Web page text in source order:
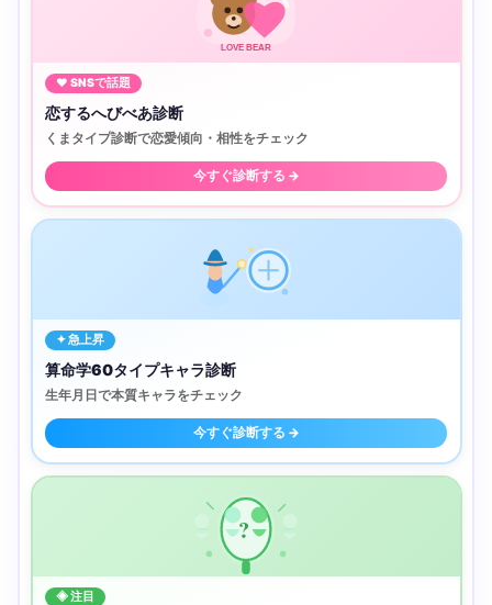
LOVE BEAR
♥ SNSで話題
恋するへびべあ診断
くまタイプ診断で恋愛傾向・相性をチェック
今すぐ診断する →
✦ 急上昇
算命学60タイプキャラ診断
生年月日で本質キャラをチェック
今すぐ診断する →
?
◈ 注目